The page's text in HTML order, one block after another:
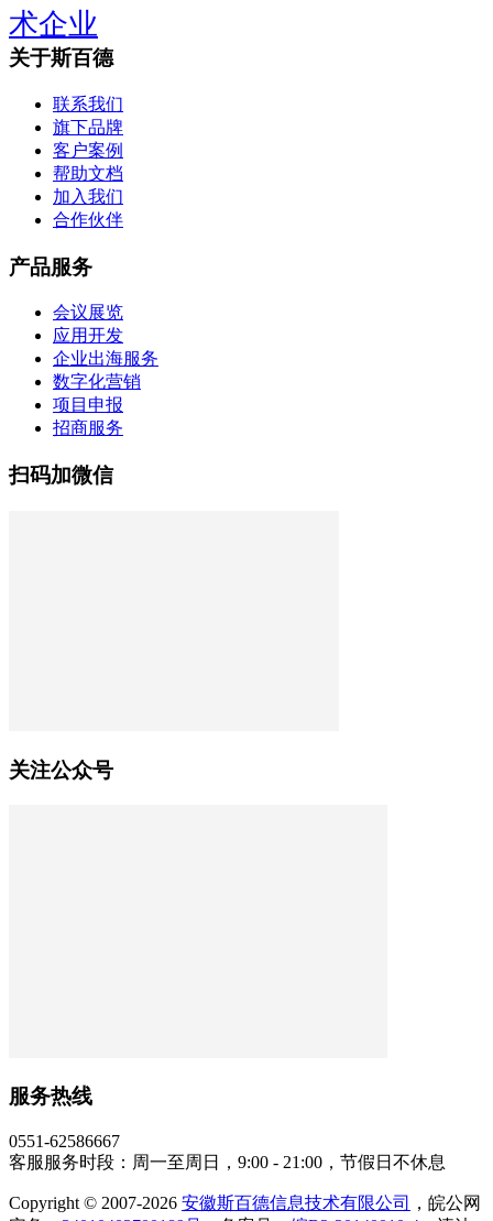
术企业
关于斯百德
联系我们
旗下品牌
客户案例
帮助文档
加入我们
合作伙伴
产品服务
会议展览
应用开发
企业出海服务
数字化营销
项目申报
招商服务
扫码加微信
关注公众号
服务热线
0551-62586667
客服服务时段：周一至周日，9:00 - 21:00，节假日不休息
Copyright © 2007-2026 安徽斯百德信息技术有限公司
，皖公网